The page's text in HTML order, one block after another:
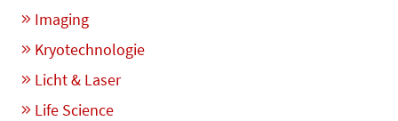
Imaging
Kryotechnologie
Licht & Laser
Life Science